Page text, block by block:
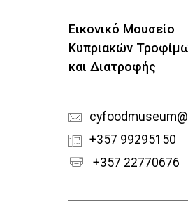
Εικονικό Μουσείο
Κυπριακών
και Διατροφής
+357 99295150
+357 22770676